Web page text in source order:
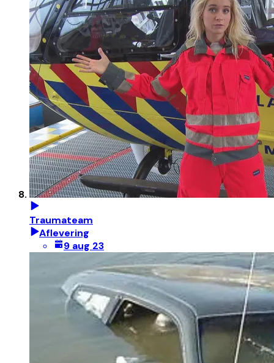
Traumateam
Aflevering
9 aug 23